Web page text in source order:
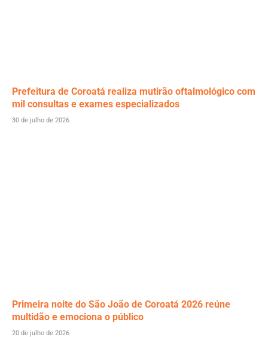
Prefeitura de Coroatá realiza mutirão oftalmológico com
mil consultas e exames especializados
30 de julho de 2026
Primeira noite do São João de Coroatá 2026 reúne
multidão e emociona o público
20 de julho de 2026